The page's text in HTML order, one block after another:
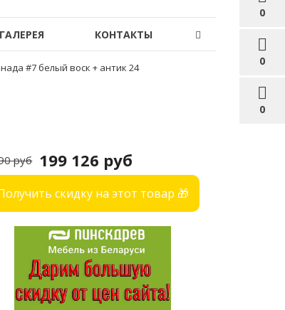
0
0
0
ГАЛЕРЕЯ КОНТАКТЫ
#7 белый воск + антик 24
199 126 руб
руб
скидку на этот товар 🎁